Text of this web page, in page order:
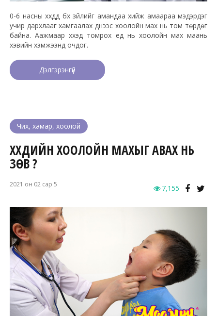
0-6 насны хүүхдүүд бүх зүйлийг амандаа хийж амаараа мэдэрдэг
учир дархлааг хамгаалах үүднээс хоолойн мах нь том төрдөг
байна. Аажмаар хүүхэд томрох үед нь хоолойн мах маань
хэвийн хэмжээнд очдог.
Дэлгэрэнгүй
Чих, хамар, хоолой
ХҮҮХДИЙН ХООЛОЙН МАХЫГ АВАХ НЬ
ЗӨВ ҮҮ?
2021 он 02 сар 5 7,155